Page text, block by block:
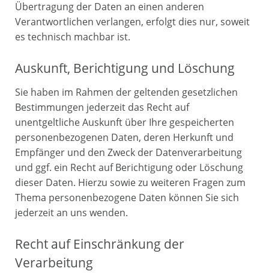
Übertragung der Daten an einen anderen
Verantwortlichen verlangen, erfolgt dies nur, soweit
es technisch machbar ist.
Auskunft, Berichtigung und Löschung
Sie haben im Rahmen der geltenden gesetzlichen
Bestimmungen jederzeit das Recht auf
unentgeltliche Auskunft über Ihre gespeicherten
personenbezogenen Daten, deren Herkunft und
Empfänger und den Zweck der Datenverarbeitung
und ggf. ein Recht auf Berichtigung oder Löschung
dieser Daten. Hierzu sowie zu weiteren Fragen zum
Thema personenbezogene Daten können Sie sich
jederzeit an uns wenden.
Recht auf Einschränkung der
Verarbeitung